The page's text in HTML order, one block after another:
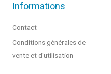
Informations
Contact
Conditions générales de
vente et d'utilisation